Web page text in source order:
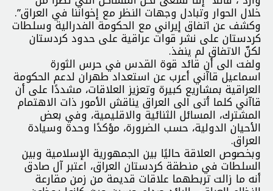
خلال الحوار وتبادل وجهات النظر مع إخواننا في العراق”.
وكشف عن اتفاق إيراني مع الحكومة الفدرالية وسلطات
كردستان على نشر قوات عراقية على حدود كردستان
لكنّ الاتفاق لم ينفذ.
ولفت الى أن قائد قوة القدس في حرس الثورة
اسماعيل قاآني أعرب عن استعداد طهران لدعم الحكومة
العراقية بمشاريع كبيرة وتعزيز العلاقات، مشددًا على أن
قاآني كلما أتى الى العراق يناقش الأمور ذات الاهتمام
المشترك، المسائل الثنائية والاقليمية، وفي بعض
الأحيان الدولية، حسب الضرورة، مؤكدًا وحدة وسيادة
العراق.
وبخصوص العلاقة حاليًا بين الجمهورية الإسلامية وبين
السلطات في منطقة كردستان العراق، اعتبر آل صادق
أنه ما زالت تربطهما علاقات قديمة من زمن مقارعة